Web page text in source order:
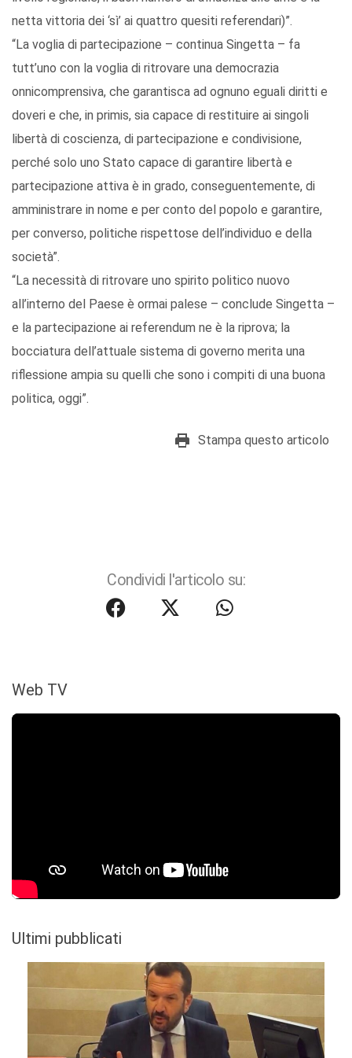
netta vittoria dei ‘sì’ ai quattro quesiti referendari)”.
“La voglia di partecipazione – continua Singetta – fa
tutt’uno con la voglia di ritrovare una democrazia
onnicomprensiva, che garantisca ad ognuno eguali diritti e
doveri e che, in primis, sia capace di restituire ai singoli
libertà di coscienza, di partecipazione e condivisione,
perché solo uno Stato capace di garantire libertà e
partecipazione attiva è in grado, conseguentemente, di
amministrare in nome e per conto del popolo e garantire,
per converso, politiche rispettose dell’individuo e della
società”.
“La necessità di ritrovare uno spirito politico nuovo
all’interno del Paese è ormai palese – conclude Singetta –
e la partecipazione ai referendum ne è la riprova; la
bocciatura dell’attuale sistema di governo merita una
riflessione ampia su quelli che sono i compiti di una buona
politica, oggi”.
Stampa questo articolo
Condividi l'articolo su:
Web TV
Ultimi pubblicati